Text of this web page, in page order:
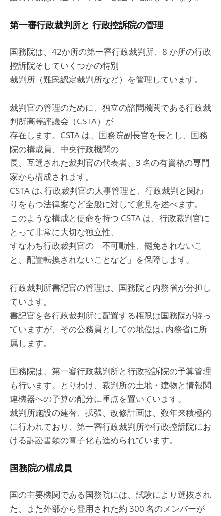
第一審行政裁判所と 行政控訴院の管理
国務院は、42か所の第一審行政裁判所、8 か所の行政
控訴院そしていくつかの特別
裁判所（難民認定裁判所など）を管理しています。
裁判官の管理のために、独立の諮問機関である行政裁
判所高等評議会（CSTA）が
存在します。CSTA は、国務院副長官を長とし、国務
院の構成員、中央行政機関の
長、互選された裁判官の代表者、3 名の有資格の専門
家から構成されます。
CSTA は､行政裁判官の人事管理と、行政裁判と関わ
りをもつ法律案など全般に対して意見を述べます。
このような構成と使命を持つ CSTA は、行政裁判官に
とって非常に大切な独立性、
すなわち行政裁判官の「不可動性、罷免されないこ
と、配置転換されないことなど」を保障します。
行政裁判所書記官の管理は、国務院と内務省が分担し
ています。
書記官を各行政裁判所に配置する権限は国務院が持っ
ていますが、その公務員としての地位は､内務省に所
属します。
国務院は、第一審行政裁判所と行政控訴院の予算管理
も行います。とりわけ、裁判所の土地・建物と情報関
連機器への予算の配分に重点を置いています。
裁判所施設の建替、拡張、改修計画は、数年来積極的
に行われており、第一審行政裁判所や行政控訴院にお
ける訴訟書類の電子化も進められています。
国務院の構成員
国の主要機関である国務院には、試験により選抜され
た、また外部から登用された約 300 名のメンバーが